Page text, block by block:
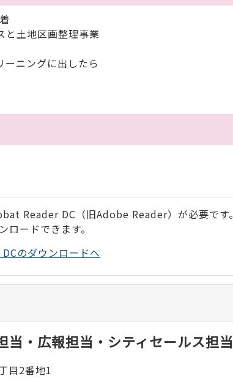
と土地区画整理事業
ーニングに出したら
Reader DC（旧Adobe Reader）が必要です。
ードできます。
のダウンロードへ
・広報担当・シティセールス担当
目2番地1